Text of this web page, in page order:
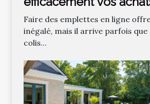
ligne égarés ?
Faire des emplettes en ligne
inégalé, mais il arrive parfois
colis...